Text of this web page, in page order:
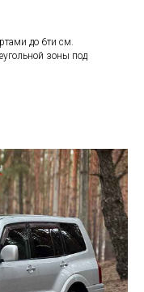
до 6ти см.
зоны под